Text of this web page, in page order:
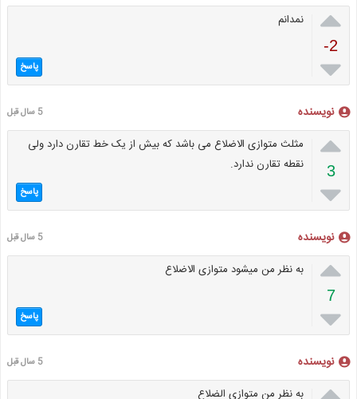

-2

نمدانم
پاسخ
نویسنده 5 سال قبل

3

مثلث متوازی الاضلاع می باشد که بیش از یک خط تقارن دارد ولی
نقطه تقارن ندارد.
پاسخ
نویسنده 5 سال قبل

7

به نظر من میشود متوازی الاضلاع
پاسخ
نویسنده 5 سال قبل
به نظر من متوازی الضلاع